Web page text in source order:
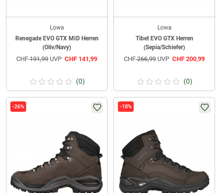
Lowa
Renegade EVO GTX MID Herren
(Oliv/Navy)
CHF191,99 UVP CHF 141,99
(0)
Lowa
Tibet EVO GTX Herren
(Sepia/Schiefer)
CHF266,99 UVP CHF 200,99
(0)
-26% -18%